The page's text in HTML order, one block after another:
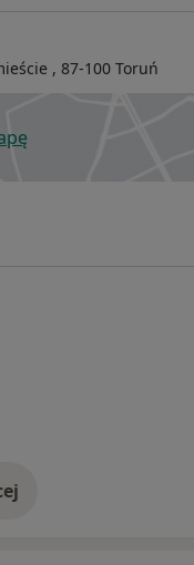
, 87-100 Toruń
się w nowej karcie